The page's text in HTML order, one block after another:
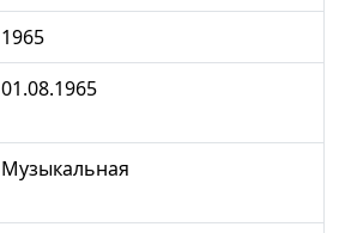
1965
01.08.1965
Музыкальная